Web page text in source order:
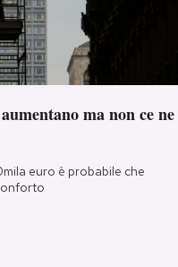
ma non ce ne
euro è probabile che